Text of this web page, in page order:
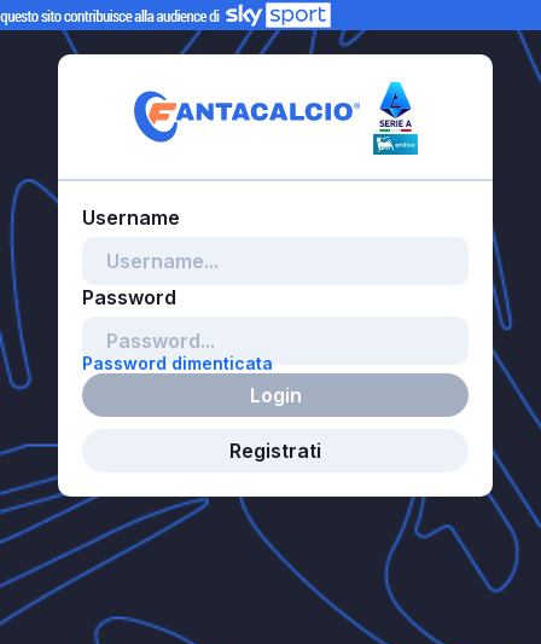
Password dimenticata
Login
Registrati